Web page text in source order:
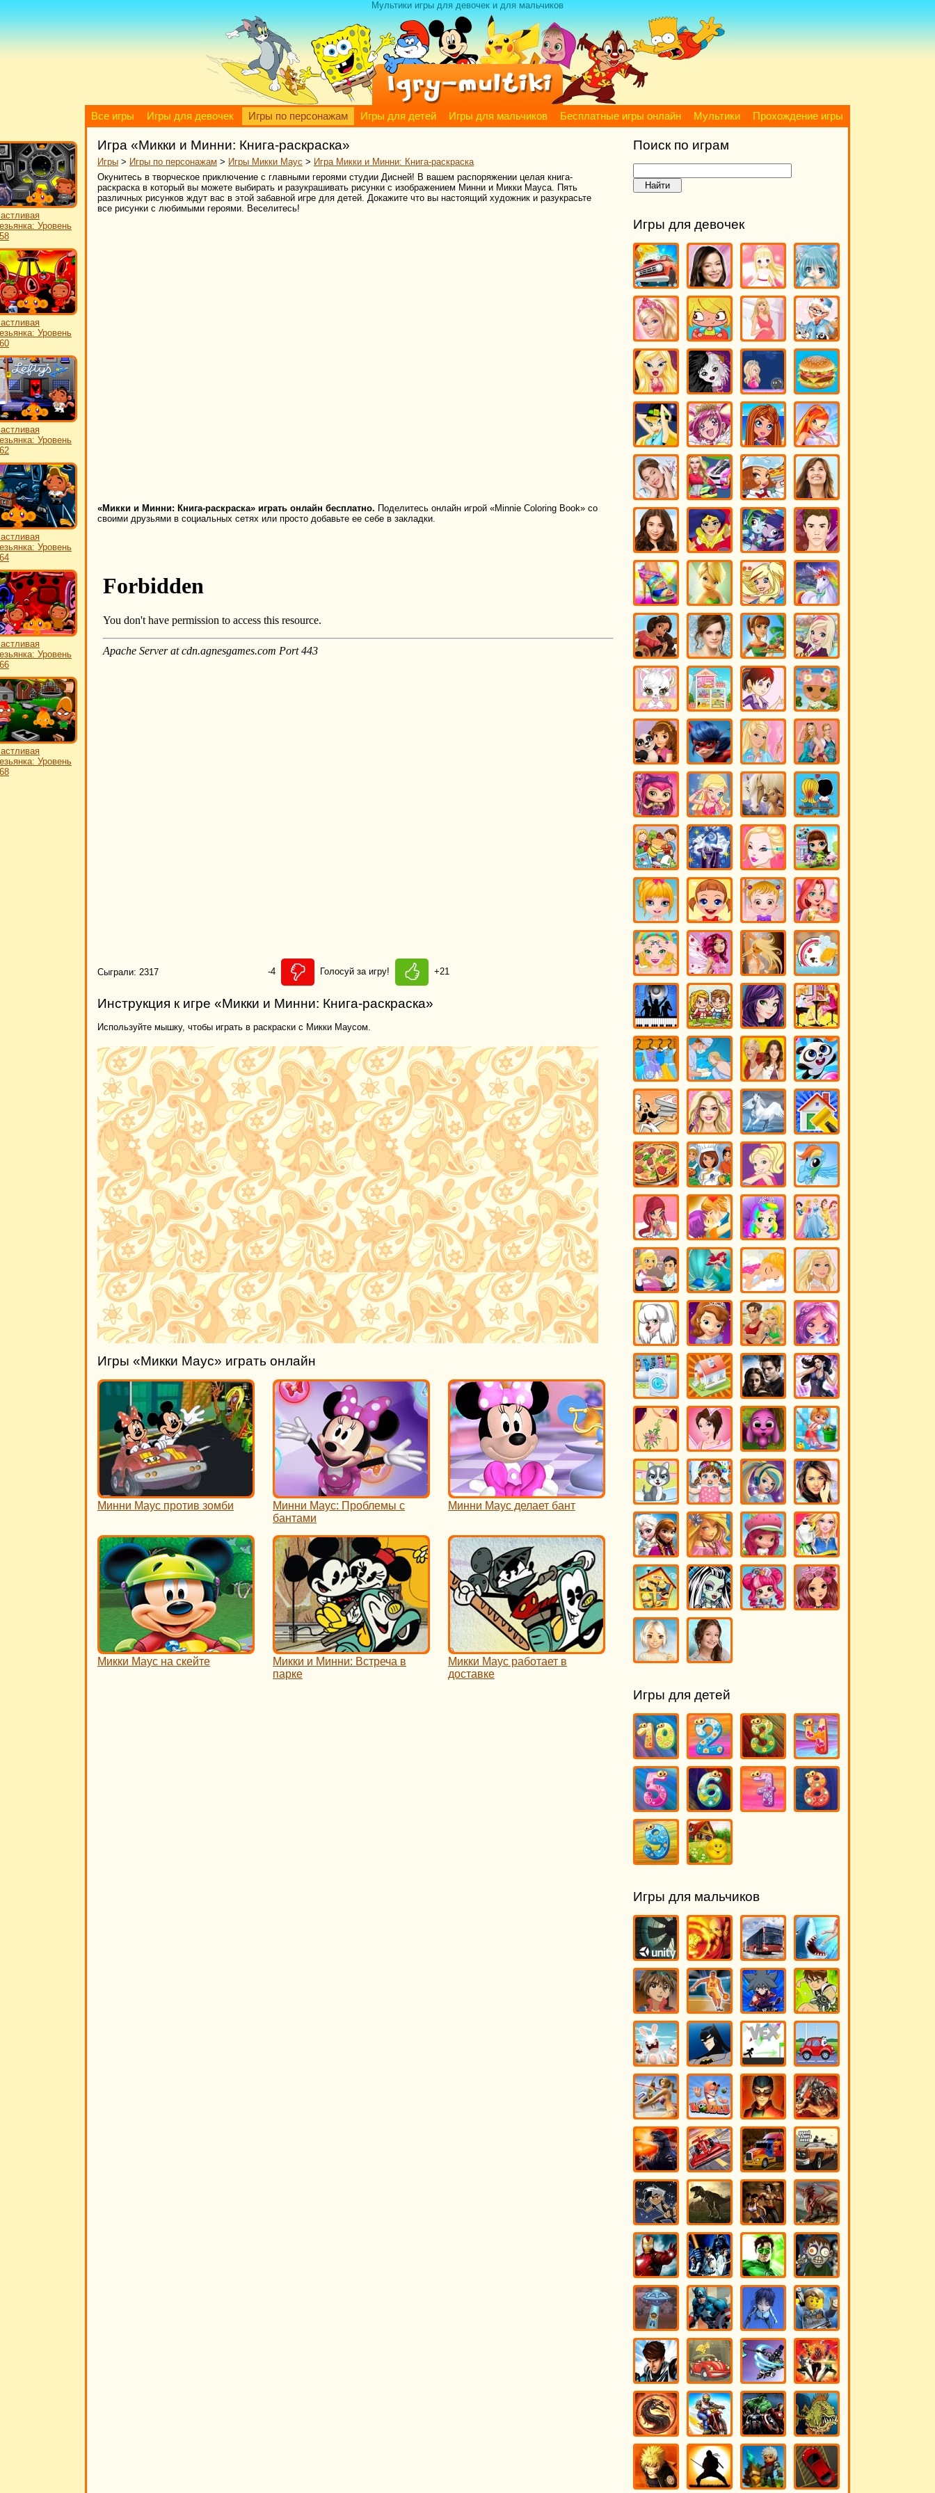
Мультики игры для девочек и для мальчиков
Все игры Игры для девочек Игры по персонажам Игры для детей Игры для мальчиков Бесплатные игры онлайн Мультики Прохождение игры
Уровень
Уровень
Уровень
Уровень
Уровень
Уровень
Игра «Микки и Минни: Книга-раскраска»
Игры > Игры по персонажам > Игры Микки Маус > Игра Микки и Минни: Книга-раскраска
Окунитесь в творческое приключение с главными героями студии Дисней! В вашем распоряжении целая книга-
раскраска в который вы можете выбирать и разукрашивать рисунки с изображением Минни и Микки Мауса. Пять
различных рисунков ждут вас в этой забавной игре для детей. Докажите что вы настоящий художник и разукрасьте
все рисунки с любимыми героями. Веселитесь!
«Микки и Минни: Книга-раскраска» играть онлайн бесплатно. Поделитесь онлайн игрой «Minnie Coloring Book» со
своими друзьями в социальных сетях или просто добавьте ее себе в закладки.
Сыграли: 2317 -4 Голосуй за игру! +21
Инструкция к игре «Микки и Минни: Книга-раскраска»
Используйте мышку, чтобы играть в раскраски с Микки Маусом.
Игры «Микки Маус» играть онлайн
Минни Маус против зомби
Минни Маус: Проблемы с
бантами
Минни Маус делает бант
Микки Маус на скейте
Микки и Минни: Встреча в
парке
Микки Маус работает в
доставке
Поиск по играм
Игры для девочек
Игры для детей
Игры для мальчиков